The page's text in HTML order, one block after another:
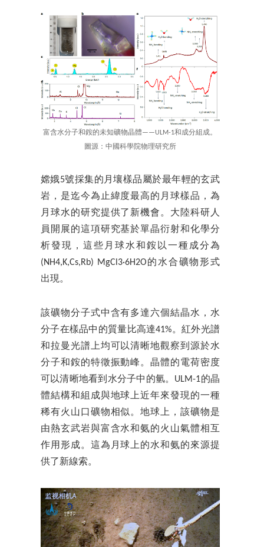
富含水分子和銨的未知礦物晶體——ULM-1和成分組成。
圖源：中國科學院物理研究所
嫦娥5號採集的月壤樣品屬於最年輕的玄武
岩，是迄今為止緯度最高的月球樣品，為
月球水的研究提供了新機會。大陸科研人
員開展的這項研究基於單晶衍射和化學分
析發現，這些月球水和銨以一種成分為
(NH4,K,Cs,Rb) MgCl3·6H2O的水合礦物形式
出現。
該礦物分子式中含有多達六個結晶水，水
分子在樣品中的質量比高達41%。紅外光譜
和拉曼光譜上均可以清晰地觀察到源於水
分子和銨的特徵振動峰。晶體的電荷密度
可以清晰地看到水分子中的氫。ULM-1的晶
體結構和組成與地球上近年來發現的一種
稀有火山口礦物相似。地球上，該礦物是
由熱玄武岩與富含水和氨的火山氣體相互
作用形成。這為月球上的水和氨的來源提
供了新線索。